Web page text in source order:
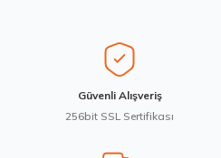
pahalı.
olmalı.
LM005 Kış 2023Güvenli Alışveriş
256bit SSL Sertifikası